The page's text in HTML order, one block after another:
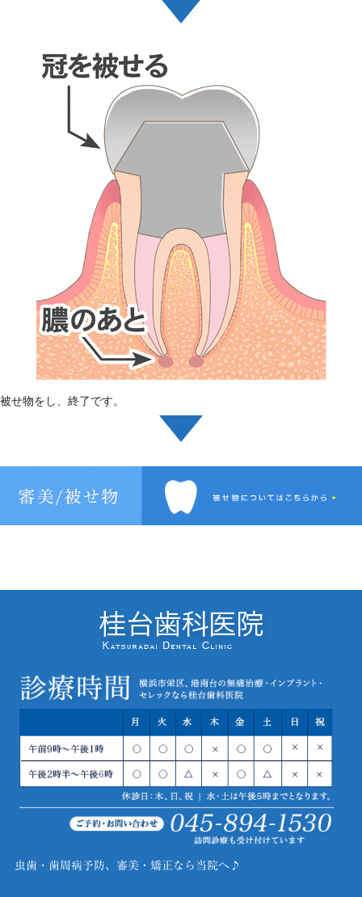
被せ物をし、終了です。
虫歯・歯周病予防、審美・矯正なら当院へ♪